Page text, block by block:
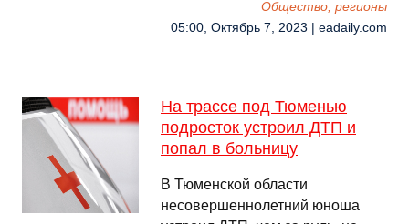
Общество, регионы
05:00, Октябрь 7, 2023 | eadaily.com
На трассе под Тюменью
подросток устроил ДТП и
попал в больницу
В Тюменской области
несовершеннолетний юноша